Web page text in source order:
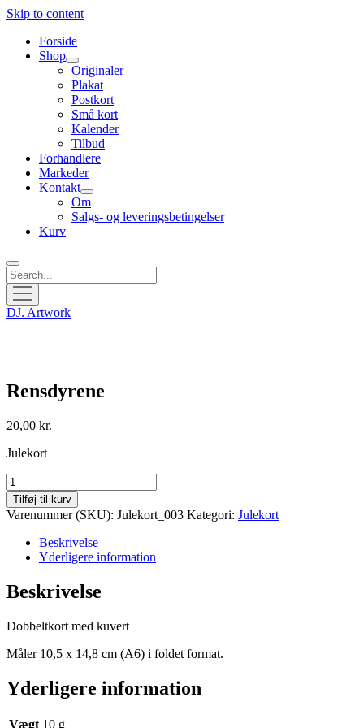
Skip to content
Forside
Shop
open
menu
Originaler
Plakat
Postkort
Små kort
Kalender
Tilbud
Forhandlere
Markeder
Kontakt
open
menu
Om
Salgs- og leveringsbetingelser
Kurv
Search
open
menu
DJ. Artwork
Rensdyrene
20,00 kr.
Julekort
Rensdyrene
antal
Tilføj til kurv
Varenummer (SKU): Julekort_003 Kategori: Julekort
Beskrivelse
Yderligere information
Beskrivelse
Dobbeltkort med kuvert
Måler 10,5 x 14,8 cm (A6) i foldet format.
Yderligere information
Vægt 10 g